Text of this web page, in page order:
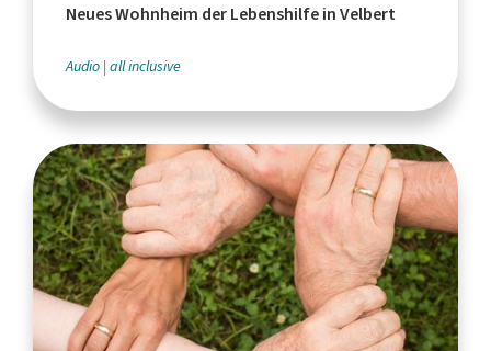
Neues Wohnheim der Lebenshilfe in Velbert
Audio all inclusive